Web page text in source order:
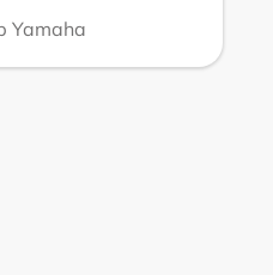
Yamaha